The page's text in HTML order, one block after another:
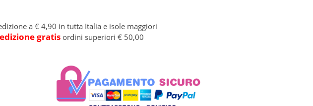
a € 4,90 in tutta Italia e isole maggiori
gratis ordini superiori € 50,00